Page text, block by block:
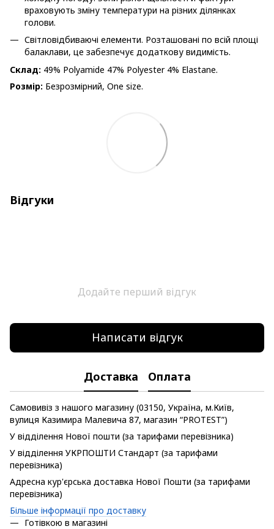
враховують зміну температури на різних ділянках
голови.
Світловідбиваючі елементи. Розташовані по всій площі
балаклави, це забезпечує додаткову видимість.
Склад: 49% Polyamide 47% Polyester 4% Elastane.
Розмір: Безрозмірний, One size.
Відгуки
Додайте перший відгук
Написати відгук
Доставка Оплата
Самовивіз з нашого магазину (03150, Україна, м.Київ,
вулиця Казимира Малевича 87, магазин “PROTEST”)
У відділення Нової пошти (за тарифами перевізника)
У відділення УКРПОШТИ Стандарт (за тарифами
перевізника)
Адресна кур'єрська доставка Нової Пошти (за тарифами
перевізника)
Більше інформації про доставку
Готівкою в магазині